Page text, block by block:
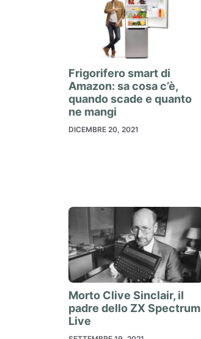
Frigorifero smart di
Amazon: sa cosa c’è,
quando scade e quanto
ne mangi
DICEMBRE 20, 2021
Morto Clive Sinclair, il
padre dello ZX Spectrum
Live